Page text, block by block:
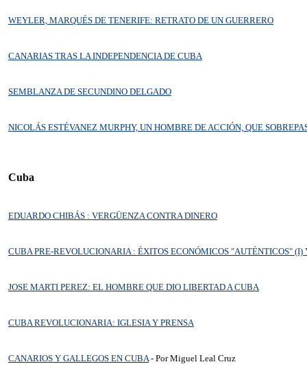
WEYLER, MARQUÉS DE TENERIFE: RETRATO DE UN GUERRERO
CANARIAS TRAS LA INDEPENDENCIA DE CUBA
SEMBLANZA DE SECUNDINO DELGADO
NICOLÁS ESTÉVANEZ MURPHY, UN HOMBRE DE ACCIÓN, QUE
Cuba
EDUARDO CHIBÁS : VERGÜENZA CONTRA DINERO
CUBA PRE-REVOLUCIONARIA : ÉXITOS ECONÓMICOS "AUTÉNTICOS" (I)
JOSE MARTI PEREZ: EL HOMBRE QUE DIO LIBERTAD A CUBA
CUBA REVOLUCIONARIA: IGLESIA Y PRENSA
CANARIOS Y GALLEGOS EN CUBA- Por Miguel Leal Cruz